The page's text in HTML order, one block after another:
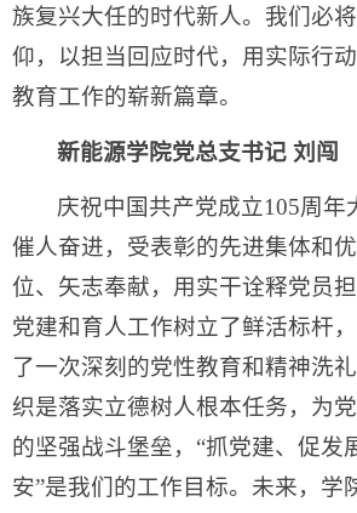
族复兴大任的时代新人。我们必
仰，以担当回应时代，用实际行
教育工作的崭新篇章。
新能源学院党总支书记 刘闯
庆祝中国共产党成立105周年
催人奋进，受表彰的先进集体和
位、矢志奉献，用实干诠释党员
党建和育人工作树立了鲜活标杆
了一次深刻的党性教育和精神洗
织是落实立德树人根本任务，为
的坚强战斗堡垒，“抓党建、促发
安”是我们的工作目标。未来，学